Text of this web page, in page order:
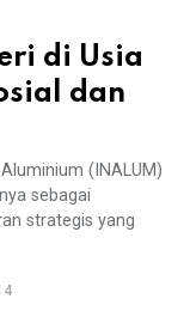
di Usia
dan
(INALUM)
sebagai
strategis yang